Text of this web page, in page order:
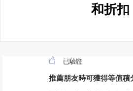
和折扣
已驗證
推薦朋友時可獲得等值積